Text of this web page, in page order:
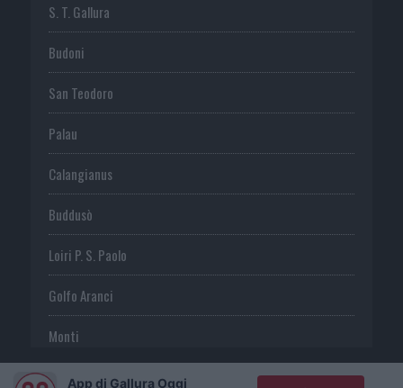
S. T. Gallura
Budoni
San Teodoro
Palau
Calangianus
Buddusò
Loiri P. S. Paolo
Golfo Aranci
Monti
TeltiApp di Gallura Oggi